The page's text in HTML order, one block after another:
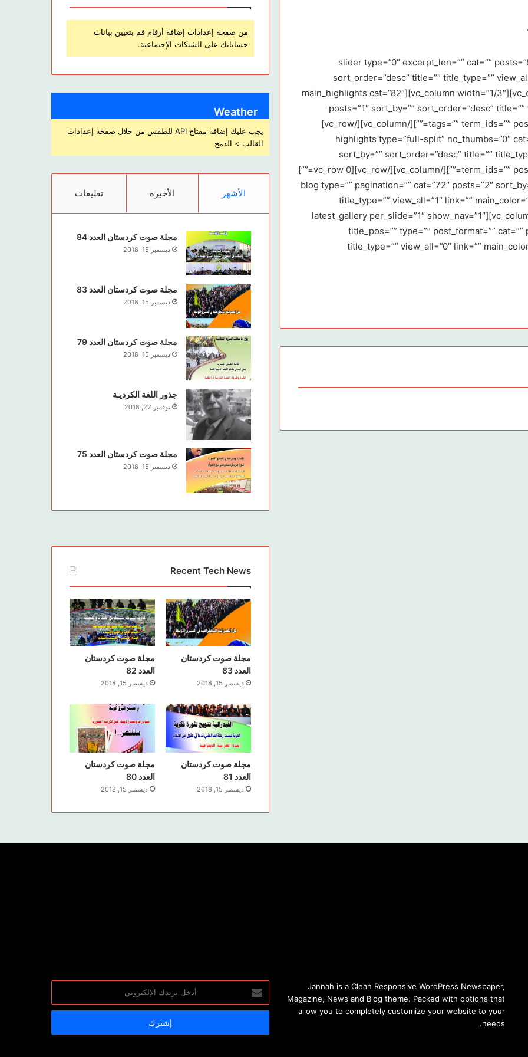
[vc_row][vc_column width=”2/3″][slider type=”0″ excerpt_len=”” cat=””
sort_order=”desc” title=”” title_type=””
post_format=”” offset=”” post_type=””][/vc_column][vc_column width=”1/3″][main_highlights cat=”82″
posts=”1″ sort_by=”” sort_order=”desc”
tags=”” term_ids=”” post_format=”” offset=”” post_type=”” excerpt_len=””][/vc_column][/vc_row]
[vc_row 0=””][vc_column 0=””][highlights type=”full-split”
sort_by=”” sort_order=”desc” title=””
term_ids=”” post_format=”” offset=”” post_type=”” excerpt_len=””][/vc_column][/vc_row][vc_row 0=””]
[vc_column 0=””][blog type=”” pagination=”” cat=”72″ posts=”2″
title_type=”” view_all=”1″ link=””
post_type=””][/vc_column][/vc_row][vc_row][vc_column][latest_gallery per_slide=”1″ show_nav=”1″
title_pos=”” type=”” post_format=””
title_type=”” view_all=”0″ link=””
من صفحة إعدادات إضافة أرقام قم بتعيين بيانات
حساباتك على الشبكات الإجتماعية.
Weather
يجب عليك إضافة مفتاح API للطقس من خلال صفحة إعدادات
القالب > الدمج
الأشهر الأخيرة تعليقات
مجلة صوت كردستان العدد 84
ديسمبر 15, 2018
مجلة صوت كردستان العدد 83
ديسمبر 15, 2018
مجلة صوت كردستان العدد 79
ديسمبر 15, 2018
جذور اللغة الكرديـة
نوفمبر 22, 2018
مجلة صوت كردستان العدد 75
ديسمبر 15, 2018
Recent Tech News
مجلة صوت كردستان
العدد 83
ديسمبر 15, 2018
مجلة صوت كردستان
العدد 82
ديسمبر 15, 2018
مجلة صوت كردستان
العدد 81
ديسمبر 15, 2018
مجلة صوت كردستان
العدد 80
ديسمبر 15, 2018
Jannah is a Clean Responsive WordPress Newspaper,
Magazine, News and Blog theme. Packed with options that
allow you to completely customize your website to your
needs.
بريدك
الإلكتروني